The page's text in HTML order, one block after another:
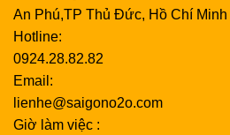
Hỗ trợ tim mạch:Điều hòa
ngăn ngừa xơ vữa động mạch.
Chống lão hóa:
An Phú,TP Thủ Đức, Hồ Chí Minh
Hotline:
0924.28.82.82
Email:
lienhe@saigono2o.com
Giờ làm việc :